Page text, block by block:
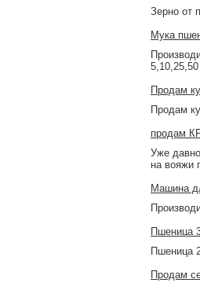
Зерно от
Мука
Продам
Продам
продам
Уже
на вояжи
Машина
Пшеница
Пшеница
Продам